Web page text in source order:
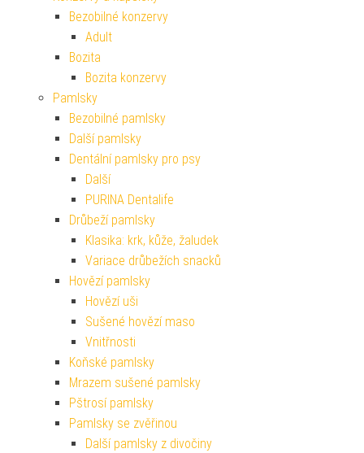
Bezobilné konzervy
Adult
Bozita
Bozita konzervy
Pamlsky
Bezobilné pamlsky
Další pamlsky
Dentální pamlsky pro psy
Další
PURINA Dentalife
Drůbeží pamlsky
Klasika: krk, kůže, žaludek
Variace drůbežích snacků
Hovězí pamlsky
Hovězí uši
Sušené hovězí maso
Vnitřnosti
Koňské pamlsky
Mrazem sušené pamlsky
Pštrosí pamlsky
Pamlsky se zvěřinou
Další pamlsky z divočiny